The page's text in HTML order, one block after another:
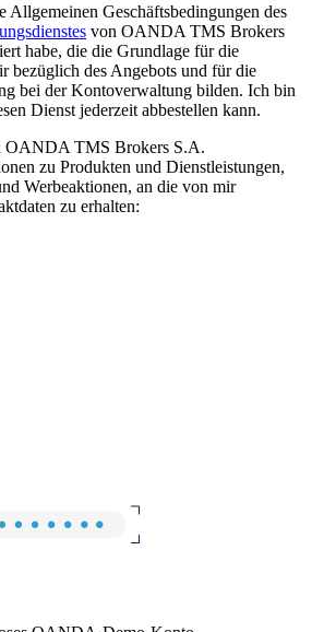
Allgemeinen Geschäftsbedingungen des
von OANDA TMS Brokers
habe, die die Grundlage für die
bezüglich des Angebots und für die
bei der Kontoverwaltung bilden. Ich bin
Dienst jederzeit abbestellen kann.
OANDA TMS Brokers S.A.
zu Produkten und Dienstleistungen,
Werbeaktionen, an die von mir
zu erhalten: